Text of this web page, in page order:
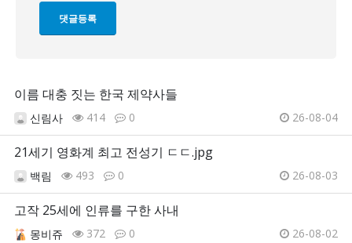
이름 대충 짓는 한국 제약사들
신림사 414 0 26-08-04
21세기 영화계 최고 전성기 ㄷㄷ.jpg
백림 493 0 26-08-03
고작 25세에 인류를 구한 사내
몽비쥬 372 0 26-08-02